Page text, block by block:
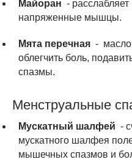
Майоран - расслабляет
напряженные мышцы.
Мята перечная - масло
облегчить боль,
спазмы.
Менструальные
Мускатный шалфей -
мускатного шалфея
мышечных спазмов и